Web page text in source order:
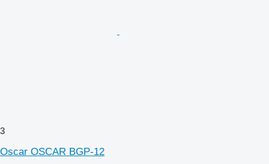
3
Oscar OSCAR BGP-12